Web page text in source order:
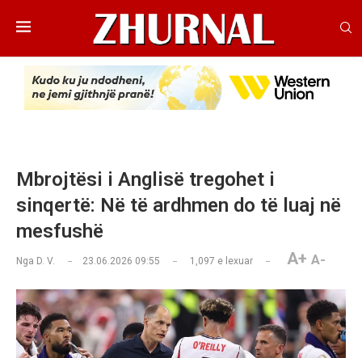
Mbrojtësi i Anglisë tregohet i
sinqertë: Në të ardhmen do të luaj në
mesfushë
Nga D. V. 23.06.2026 09:55 1,097 e lexuar A+ A-